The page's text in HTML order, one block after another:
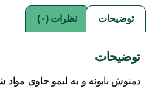
توضیحات نظرات (۰)
توضیحات
دمنوش بابونه و به لیمو حاوی مواد